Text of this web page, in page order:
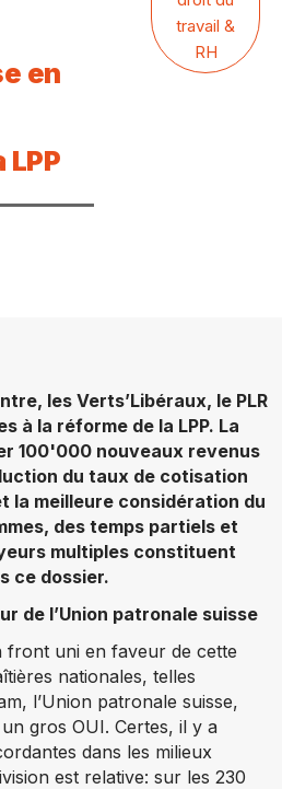
en
travail &
RH
les Verts’Libéraux, le PLR
à la réforme de la LPP. La
100'000 nouveaux revenus
du taux de cotisation
la meilleure considération du
des temps partiels et
multiples constituent
ce dossier.
de l’Union patronale suisse
front uni en faveur de cette
nationales, telles
l’Union patronale suisse,
gros OUI. Certes, il y a
dans les milieux
est relative: sur les 230